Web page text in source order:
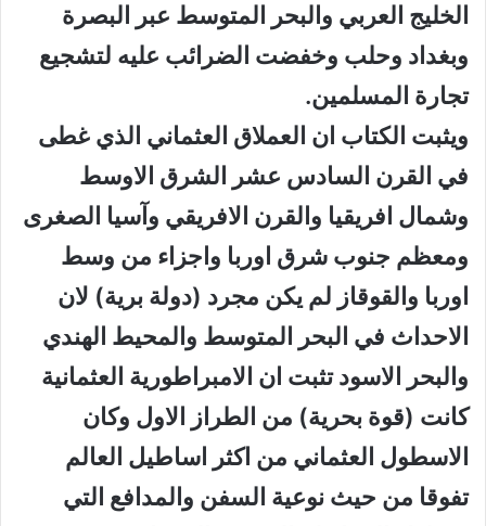
الخليج العربي والبحر المتوسط عبر البصرة
وبغداد وحلب وخفضت الضرائب عليه لتشجيع
تجارة المسلمين.
ويثبت الكتاب ان العملاق العثماني الذي غطى
في القرن السادس عشر الشرق الاوسط
وشمال افريقيا والقرن الافريقي وآسيا الصغرى
ومعظم جنوب شرق اوربا واجزاء من وسط
اوربا والقوقاز لم يكن مجرد (دولة برية) لان
الاحداث في البحر المتوسط والمحيط الهندي
والبحر الاسود تثبت ان الامبراطورية العثمانية
كانت (قوة بحرية) من الطراز الاول وكان
الاسطول العثماني من اكثر اساطيل العالم
تفوقا من حيث نوعية السفن والمدافع التي